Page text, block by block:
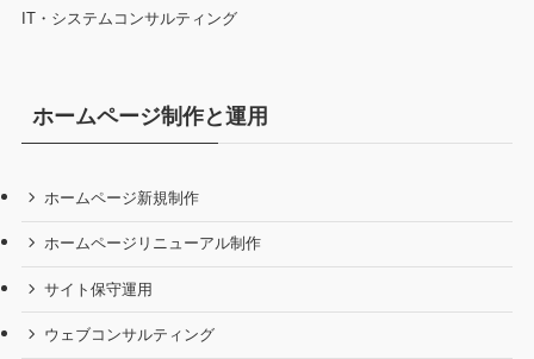
IT・システムコンサルティング
ホームページ制作と運用
ホームページ新規制作
ホームページリニューアル制作
サイト保守運用
ウェブコンサルティング